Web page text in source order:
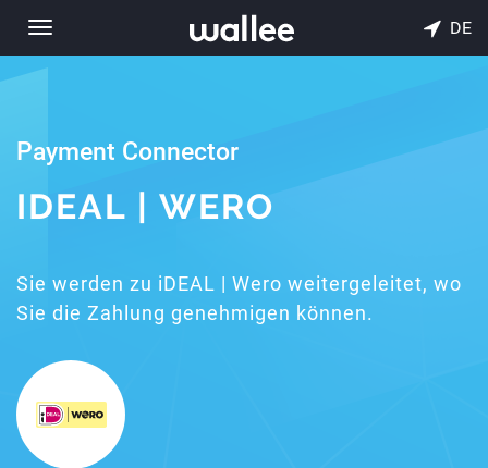
Toggle
navigation
DE
Payment Connector
IDEAL | WERO
Sie werden zu iDEAL | Wero weitergeleitet, wo
Sie die Zahlung genehmigen können.